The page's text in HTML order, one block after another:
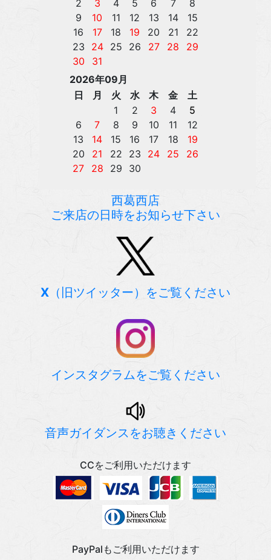
西葛西店
ご来店の日時をお知らせ下さい
X （旧ツイッター）をご覧ください
インスタグラムをご覧ください
音声ガイダンスをお聴きください
CCをご利用いただけます
PayPalもご利用いただけます